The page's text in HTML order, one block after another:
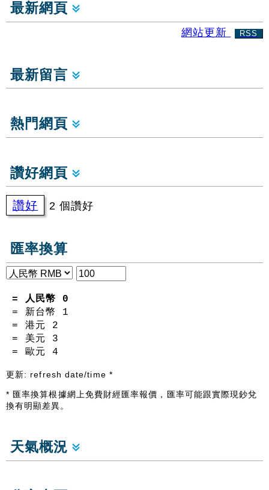
最新網頁
網站更新 RSS
最新留言
熱門網頁
讚好網頁
讚好 2 個讚好
匯率換算
= 人民幣 0
= 新台幣 1
= 港元 2
= 美元 3
= 歐元4
更新: refresh date/time *
* 匯率換算根據網上免費財經匯率報價，匯率可能跟實際現鈔兌
換有明顯差異。
天氣概況